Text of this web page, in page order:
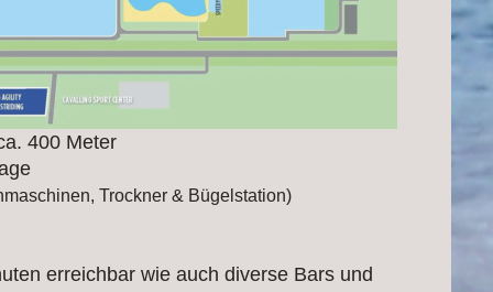
400 Meter
Trockner & Bügelstation)
erreichbar wie auch diverse Bars und